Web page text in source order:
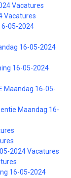
Vacatures
Vacatures
05-2024
16-05-2024
16-05-2024
Maandag 16-05-
Maandag 16-
2024 Vacatures
16-05-2024